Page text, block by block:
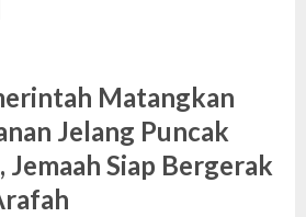
Matangkan
Jelang Puncak
Jemaah Siap Bergerak